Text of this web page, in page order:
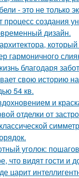
- это не только
создания
дизайн.
гармоничного
благодаря
свою историю
54 кв.
и
отделки от
уголок:
что видят гости и
царит